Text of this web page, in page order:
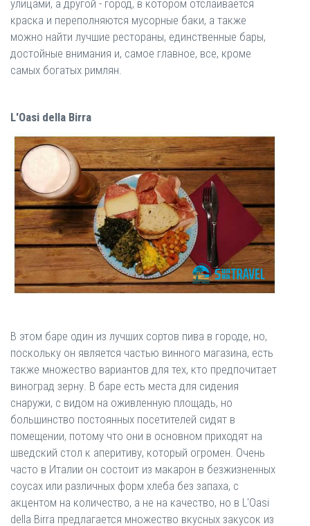
улицами, а другой - город, в котором отслаивается
краска и переполняются мусорные баки, а также
можно найти лучшие рестораны, единственные бары,
достойные внимания и, самое главное, все, кроме
самых богатых римлян.
L'Oasi della Birra
В этом баре один из лучших сортов пива в городе, но,
поскольку он является частью винного магазина, есть
также множество вариантов для тех, кто предпочитает
виноград зерну. В баре есть места для сидения
снаружи, с видом на оживленную площадь, но
большинство постоянных посетителей сидят в
помещении, потому что они в основном приходят на
шведский стол к аперитиву, который огромен. Очень
часто в Италии он состоит из макарон в безжизненных
соусах или различных форм хлеба без запаха, с
акцентом на количество, а не на качество, но в L'Oasi
della Birra предлагается множество вкусных закусок из